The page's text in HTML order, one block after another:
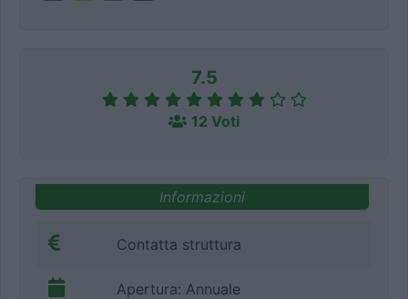
7.5
12 Voti
Informazioni
Contatta struttura
Apertura: Annuale